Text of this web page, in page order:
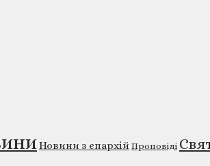
Новини з єпархій Проповіді